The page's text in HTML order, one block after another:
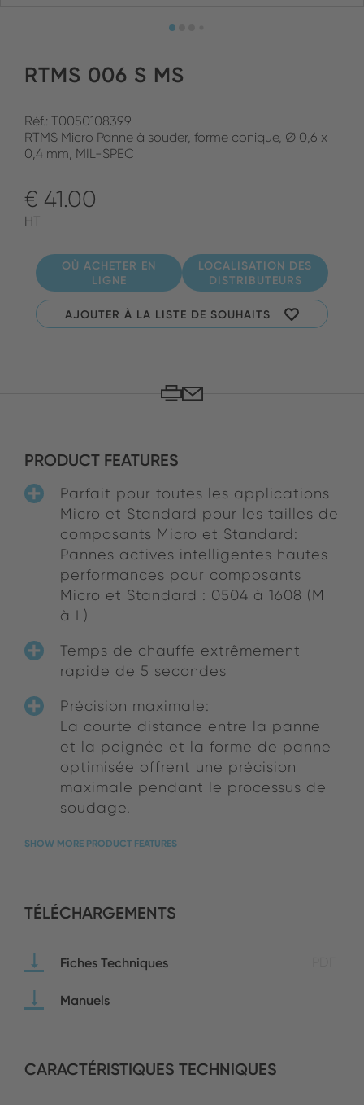
RTMS 006 S MS
Réf.: T0050108399
RTMS Micro Panne à souder, forme conique, Ø 0,6 x
0,4 mm, MIL-SPEC
€ 41.00
HT
OÙ ACHETER EN
LIGNE
LOCALISATION DES
DISTRIBUTEURS
AJOUTER À LA LISTE DE SOUHAITS
PRODUCT FEATURES
Parfait pour toutes les applications
Micro et Standard pour les tailles de
composants Micro et Standard:
Pannes actives intelligentes hautes
performances pour composants
Micro et Standard : 0504 à 1608 (M
à L)
Temps de chauffe extrêmement
rapide de 5 secondes
Précision maximale:
La courte distance entre la panne
et la poignée et la forme de panne
optimisée offrent une précision
maximale pendant le processus de
soudage.
SHOW MORE PRODUCT FEATURES
TÉLÉCHARGEMENTS
Fiches Techniques
Manuels
CARACTÉRISTIQUES TECHNIQUES